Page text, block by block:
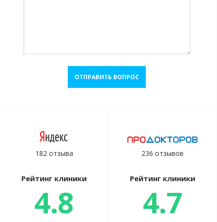
ОТПРАВИТЬ ВОПРОС
182 отзыва
Рейтинг клиники
4.8
236 отзывов
Рейтинг клиники
4.7